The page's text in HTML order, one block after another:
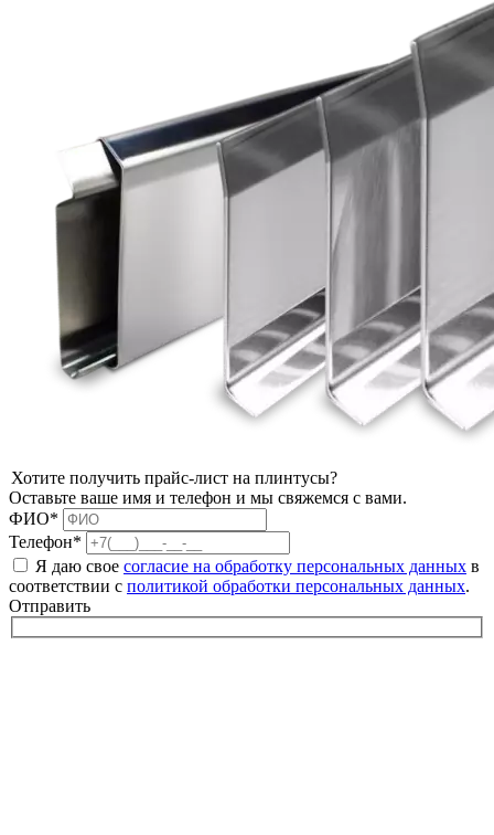
Хотите получить прайс-лист на плинтусы?
Оставьте ваше имя и телефон и мы свяжемся с вами.
ФИО*
Телефон*
Я даю свое согласие на обработку персональных данных в
соответствии с политикой обработки персональных данных.
Отправить